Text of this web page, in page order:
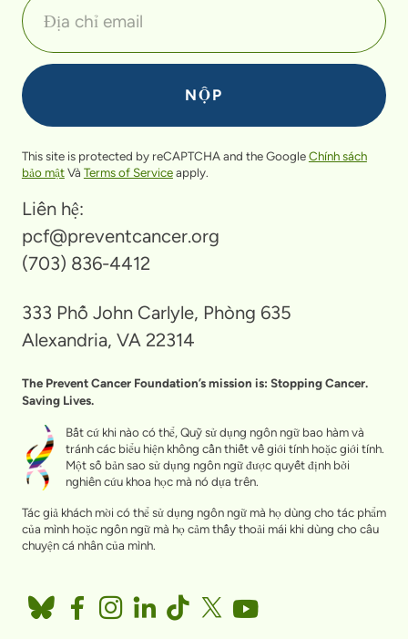
This site is protected by reCAPTCHA and the GoogleChính sách
bảo mậtVà Terms of Serviceapply.
Liên hệ:
pcf@preventcancer.org
(703) 836-4412
333 Phố John Carlyle, Phòng 635
Alexandria, VA 22314
The Prevent Cancer Foundation’s mission is: Stopping Cancer.
Saving Lives.
Bất cứ khi nào có thể, Quỹ sử dụng ngôn ngữ bao hàm và
tránh các biểu hiện không cần thiết về giới tính hoặc giới tính.
Một số bản sao sử dụng ngôn ngữ được quyết định bởi
nghiên cứu khoa học mà nó dựa trên.
Tác giả khách mời có thể sử dụng ngôn ngữ mà họ dùng cho tác phẩm
của mình hoặc ngôn ngữ mà họ cảm thấy thoải mái khi dùng cho câu
chuyện cá nhân của mình.